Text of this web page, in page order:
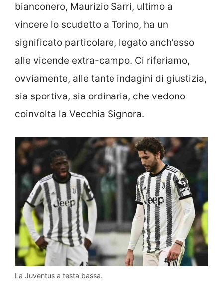
bianconero, Maurizio Sarri, ultimo a
vincere lo scudetto a Torino, ha un
significato particolare, legato anch’esso
alle vicende extra-campo. Ci riferiamo,
ovviamente, alle tante indagini di giustizia,
sia sportiva, sia ordinaria, che vedono
coinvolta la Vecchia Signora.
La Juventus a testa bassa.